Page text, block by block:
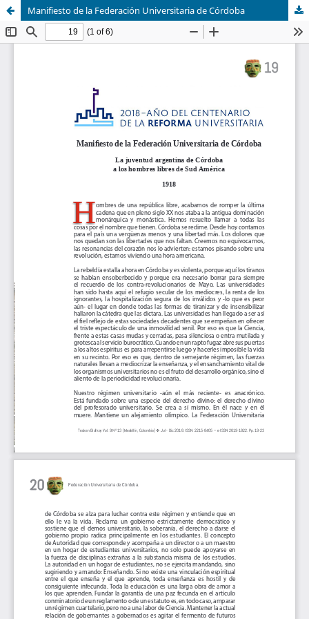
Manifiesto de la Federación Universitaria de Córdoba